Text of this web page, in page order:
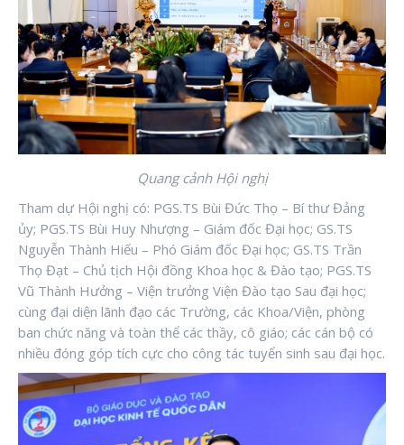
Quang cảnh Hội nghị
Tham dự Hội nghị có: PGS.TS Bùi Đức Thọ – Bí thư Đảng
ủy; PGS.TS Bùi Huy Nhượng – Giám đốc Đại học; GS.TS
Nguyễn Thành Hiếu – Phó Giám đốc Đại học; GS.TS Trần
Thọ Đạt – Chủ tịch Hội đồng Khoa học & Đào tạo; PGS.TS
Vũ Thành Hưởng – Viện trưởng Viện Đào tạo Sau đại học;
cùng đại diện lãnh đạo các Trường, các Khoa/Viện, phòng
ban chức năng và toàn thể các thầy, cô giáo; các cán bộ có
nhiều đóng góp tích cực cho công tác tuyển sinh sau đại học.